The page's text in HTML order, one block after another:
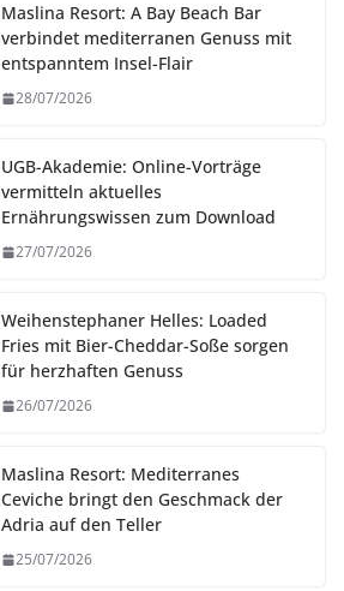
Maslina Resort: A Bay Beach Bar
verbindet mediterranen Genuss mit
entspanntem Insel-Flair
28/07/2026
UGB-Akademie: Online-Vorträge
vermitteln aktuelles
Ernährungswissen zum Download
27/07/2026
Weihenstephaner Helles: Loaded
Fries mit Bier-Cheddar-Soße sorgen
für herzhaften Genuss
26/07/2026
Maslina Resort: Mediterranes
Ceviche bringt den Geschmack der
Adria auf den Teller
25/07/2026